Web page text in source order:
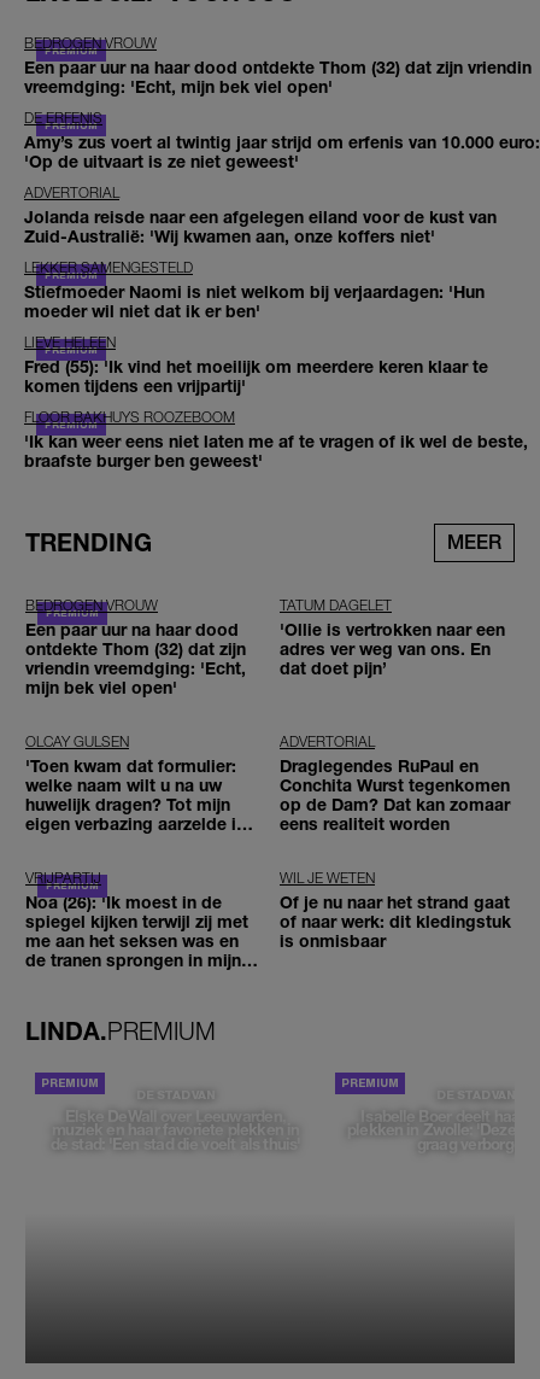
BEDROGEN VROUW
Een paar uur na haar dood ontdekte Thom (32) dat zijn vriendin
vreemdging: 'Echt, mijn bek viel open'
DE ERFENIS
Amy’s zus voert al twintig jaar strijd om erfenis van 10.000 euro:
'Op de uitvaart is ze niet geweest'
ADVERTORIAL
Jolanda reisde naar een afgelegen eiland voor de kust van
Zuid-Australië: 'Wij kwamen aan, onze koffers niet'
LEKKER SAMENGESTELD
Stiefmoeder Naomi is niet welkom bij verjaardagen: 'Hun
moeder wil niet dat ik er ben'
LIEVE HELEEN
Fred (55): 'Ik vind het moeilijk om meerdere keren klaar te
komen tijdens een vrijpartij'
FLOOR BAKHUYS ROOZEBOOM
'Ik kan weer eens niet laten me af te vragen of ik wel de beste,
braafste burger ben geweest'
TRENDING MEER
BEDROGEN VROUW
Een paar uur na haar dood
ontdekte Thom (32) dat zijn
vriendin vreemdging: 'Echt,
mijn bek viel open'
TATUM DAGELET
'Ollie is vertrokken naar een
adres ver weg van ons. En
dat doet pijn’
OLCAY GULSEN
'Toen kwam dat formulier:
welke naam wilt u na uw
huwelijk dragen? Tot mijn
eigen verbazing aarzelde ik
ADVERTORIAL
Draglegendes RuPaul en
Conchita Wurst tegenkomen
op de Dam? Dat kan zomaar
eens realiteit worden
VRIJPARTIJ
Noa (26): 'Ik moest in de
spiegel kijken terwijl zij met
me aan het seksen was en
de tranen sprongen in mijn
WIL JE WETEN
Of je nu naar het strand gaat
of naar werk: dit kledingstuk
is onmisbaar
LINDA.PREMIUM
DE STAD VAN
Elske DeWall over Leeuwarden,
muziek en haar favoriete plekken in
de stad: 'Een stad die voelt als thuis'
DE STAD VAN
Isabelle Boer deelt haar
plekken in Zwolle: 'Deze
graag verborgen'